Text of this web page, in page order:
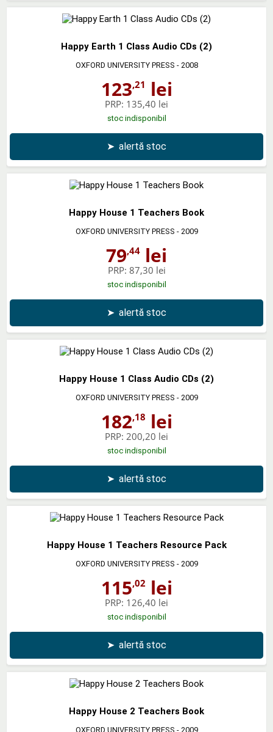
Happy Earth 1 Class Audio CDs (2)
OXFORD UNIVERSITY PRESS - 2008
123,21 lei
PRP: 135,40 lei
stoc indisponibil
➤ alertă stoc
Happy House 1 Teachers Book
OXFORD UNIVERSITY PRESS - 2009
79,44 lei
PRP: 87,30 lei
stoc indisponibil
➤ alertă stoc
Happy House 1 Class Audio CDs (2)
OXFORD UNIVERSITY PRESS - 2009
182,18 lei
PRP: 200,20 lei
stoc indisponibil
➤ alertă stoc
Happy House 1 Teachers Resource Pack
OXFORD UNIVERSITY PRESS - 2009
115,02lei
PRP: 126,40 lei
stoc indisponibil
➤ alertă stoc
Happy House 2 Teachers Book
OXFORD UNIVERSITY PRESS - 2009